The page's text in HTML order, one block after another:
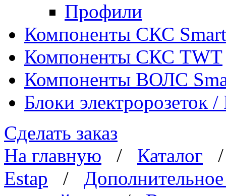
Профили
Компоненты СКС
Компоненты СКС TWT
Компоненты ВОЛС
Блоки электророзеток
Сделать заказ
На главную / Каталог
Estap /